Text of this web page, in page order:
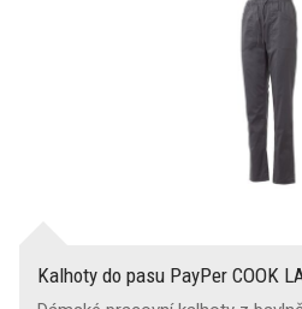
Kalhoty do pasu PayPer COOK